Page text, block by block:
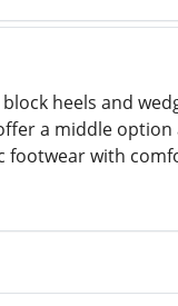
heels and
a middle option
footwear with